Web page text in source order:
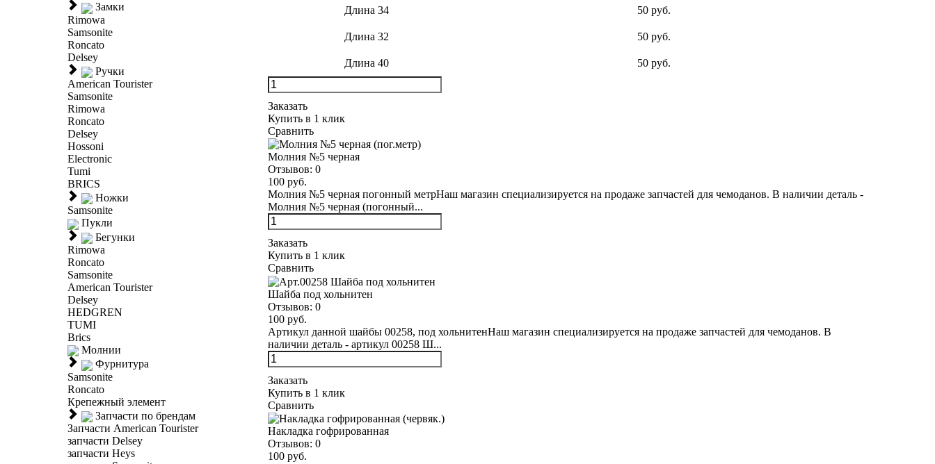
Замки
Rimowa
Samsonite
Roncato
Delsey
Ручки
American Tourister
Samsonite
Rimowa
Roncato
Delsey
Hossoni
Electronic
Tumi
BRICS
Ножки
Samsonite
Пукли
Бегунки
Rimowa
Roncato
Samsonite
American Tourister
Delsey
HEDGREN
TUMI
Brics
Молнии
Фурнитура
Samsonite
Roncato
Крепежный элемент
Запчасти по брендам
Запчасти American Tourister
запчасти Delsey
запчасти Heys
Длина 34 50 руб.
Длина 32 50 руб.
Длина 40 50 руб.
Заказать
Купить в 1 клик
Сравнить
Молния №5 черная
Отзывов: 0
100 руб.
Молния №5 черная погонный метрНаш магазин специализируется на продаже запчастей для чемоданов. В наличии деталь -
Молния №5 черная (погонный...
Заказать
Купить в 1 клик
Сравнить
Шайба под хольнитен
Отзывов: 0
100 руб.
Артикул данной шайбы 00258, под хольнитенНаш магазин специализируется на продаже запчастей для чемоданов. В
наличии деталь - артикул 00258 Ш...
Заказать
Купить в 1 клик
Сравнить
Накладка гофрированная
Отзывов: 0
100 руб.